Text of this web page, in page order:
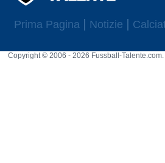
Prima Pagina Notizie
Copyright © 2006 - 2026 Fussball-